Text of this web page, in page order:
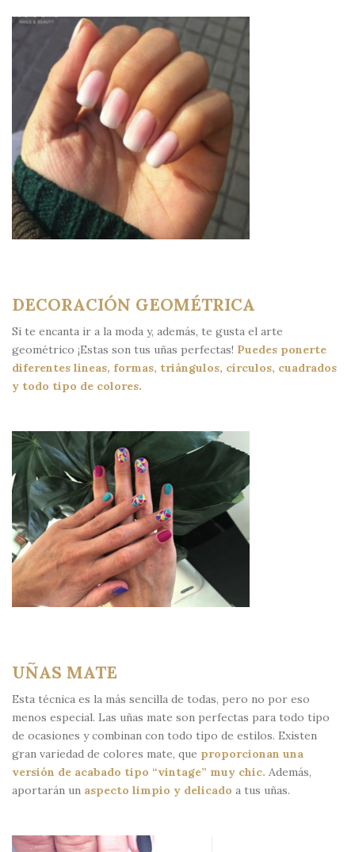
DECORACIÓN GEOMÉTRICA
Si te encanta ir a la moda y, además, te gusta el arte
geométrico ¡Estas son tus uñas perfectas! Puedes ponerte
diferentes líneas, formas, triángulos, círculos, cuadrados
y todo tipo de colores.
UÑAS MATE
Esta técnica es la más sencilla de todas, pero no por eso
menos especial. Las uñas mate son perfectas para todo tipo
de ocasiones y combinan con todo tipo de estilos. Existen
gran variedad de colores mate, que proporcionan una
versión de acabado tipo “vintage” muy chic. Además,
aportarán un aspecto limpio y delicado a tus uñas.